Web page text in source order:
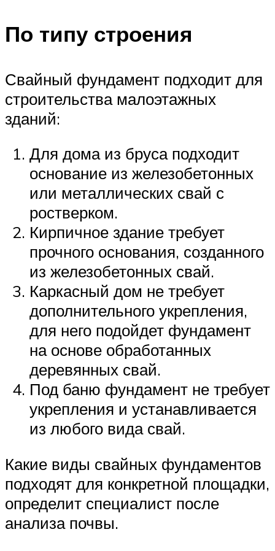
По типу строения
Свайный фундамент подходит для
строительства малоэтажных
зданий:
Для дома из бруса подходит
основание из железобетонных
или металлических свай с
ростверком.
Кирпичное здание требует
прочного основания, созданного
из железобетонных свай.
Каркасный дом не требует
дополнительного укрепления,
для него подойдет фундамент
на основе обработанных
деревянных свай.
Под баню фундамент не требует
укрепления и устанавливается
из любого вида свай.
Какие виды свайных фундаментов
подходят для конкретной площадки,
определит специалист после
анализа почвы.